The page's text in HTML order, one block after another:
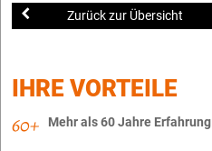
Zurück zur Übersicht
IHRE VORTEILE
Mehr als 60 Jahre Erfahrung